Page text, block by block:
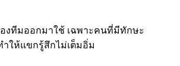
งทีมออกมาใช้ เฉพาะคนที่มีทักษะ
ำให้แขกรู้สึกไม่เต็มอิ่ม